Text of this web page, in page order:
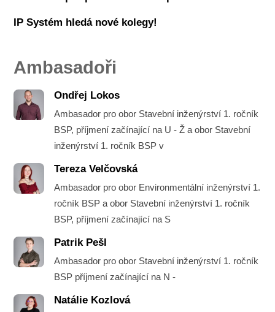
IP Systém hledá nové kolegy!
Ambasadoři
Ondřej Lokos
Ambasador pro obor Stavební inženýrství 1. ročník
BSP, příjmení začínající na U - Ž a obor Stavební
inženýrství 1. ročník BSP v
Tereza Velčovská
Ambasador pro obor Environmentální inženýrství 1.
ročník BSP a obor Stavební inženýrství 1. ročník
BSP, příjmení začínající na S
Patrik Pešl
Ambasador pro obor Stavební inženýrství 1. ročník
BSP příjmení začínající na N -
Natálie Kozlová